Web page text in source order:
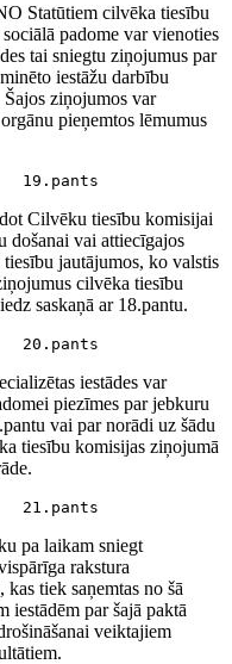
Statūtiem cilvēka tiesību
padome var vienoties
tai sniegtu ziņojumus par
iestāžu darbību
ziņojumos var
pieņemtos lēmumus
Cilvēku tiesību komisijai
došanai vai attiecīgajos
jautājumos, ko valstis
cilvēka tiesību
saskaņā ar 18.pantu.
iestādes var
piezīmes par jebkuru
vai par norādi uz šādu
tiesību komisijas ziņojumā
pa laikam sniegt
rakstura
tiek saņemtas no šā
iestādēm par šajā paktā
veiktajiem